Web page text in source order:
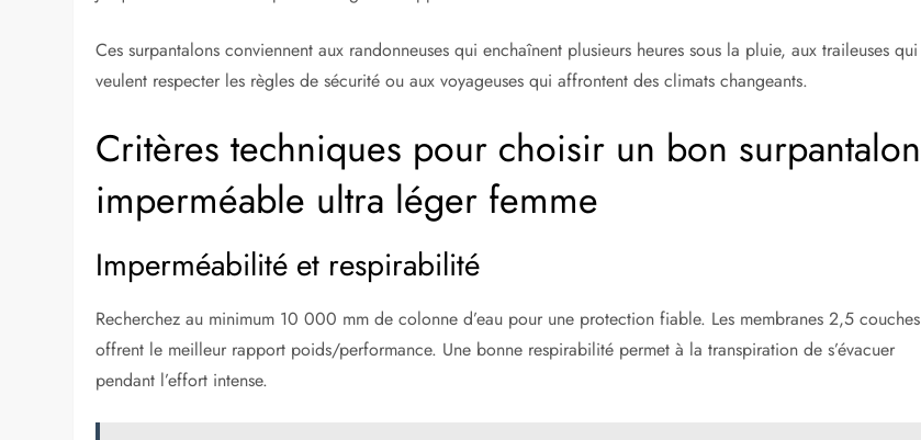
Ces surpantalons conviennent aux randonneuses qui enchaînent plusieurs heures sous la pluie, aux traileuses qui
veulent respecter les règles de sécurité ou aux voyageuses qui affrontent des climats changeants.
Critères techniques pour choisir un bon surpantalon
imperméable ultra léger femme
Imperméabilité et respirabilité
Recherchez au minimum 10 000 mm de colonne d’eau pour une protection fiable. Les membranes 2,5 couches
offrent le meilleur rapport poids/performance. Une bonne respirabilité permet à la transpiration de s’évacuer
pendant l’effort intense.